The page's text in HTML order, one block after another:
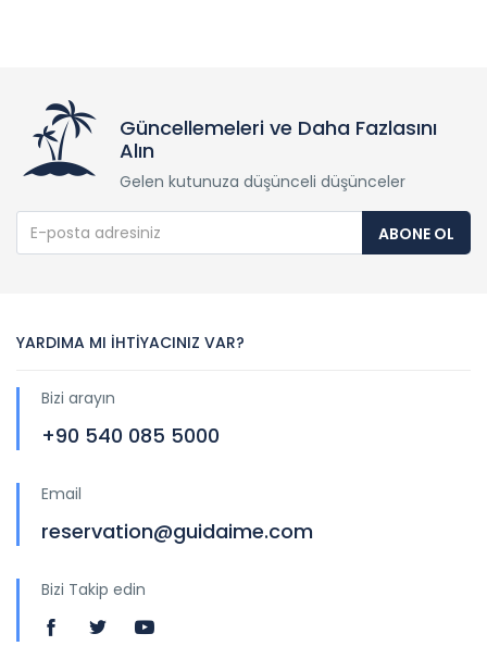
Güncellemeleri ve Daha Fazlasını
Alın
Gelen kutunuza düşünceli düşünceler
ABONE OL
YARDIMA MI İHTİYACINIZ VAR?
Bizi arayın
+90 540 085 5000
Email
reservation@guidaime.com
Bizi Takip edin